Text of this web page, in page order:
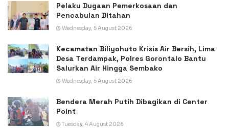
Pelaku Dugaan Pemerkosaan dan
Pencabulan Ditahan
Wednesday, 5 August 2026
Kecamatan Biliyohuto Krisis Air Bersih, Lima
Desa Terdampak, Polres Gorontalo Bantu
Salurkan Air Hingga Sembako
Wednesday, 5 August 2026
Bendera Merah Putih Dibagikan di Center
Point
Tuesday, 4 August 2026